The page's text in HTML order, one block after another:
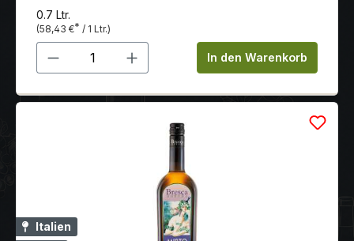
0.7 Ltr.
(58,43 €* / 1 Ltr.)
Produkt Anzahl: Gib denIn den Warenkorb
Italien